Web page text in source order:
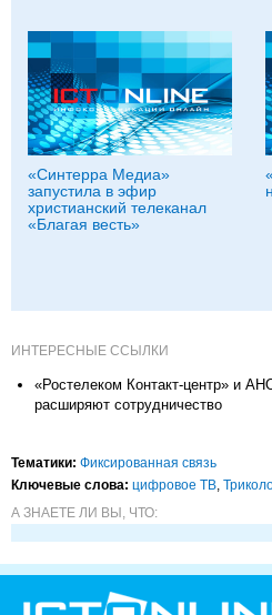
«Синтерра Медиа»
запустила в эфир
христианский телеканал
«Благая весть»
ИНТЕРЕСНЫЕ ССЫЛКИ
«Ростелеком Контакт-центр» и
расширяют сотрудничество
Тематики: Фиксированная связь
Ключевые слова: цифровое ТВ,
А ЗНАЕТЕ ЛИ ВЫ, ЧТО: